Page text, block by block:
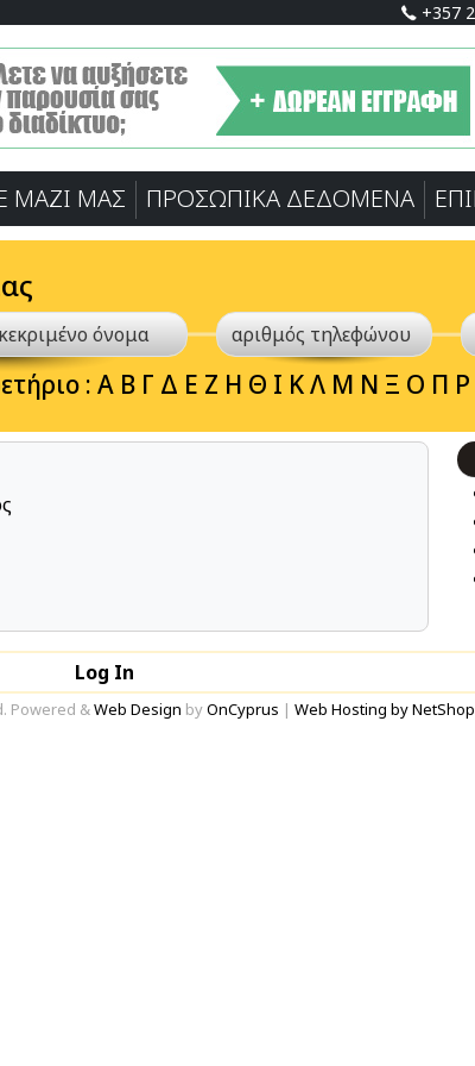
+357
ΜΑΖΙ ΜΑΣ ΠΡΟΣΩΠΙΚA ΔΕΔΟΜΕΝA
: Α Β Γ Δ Ε Ζ Η Θ Ι ΚΛ Μ Ν Ξ Ο Π Ρ
Log In
Powered &Web Design byOnCyprus | Web Hosting by